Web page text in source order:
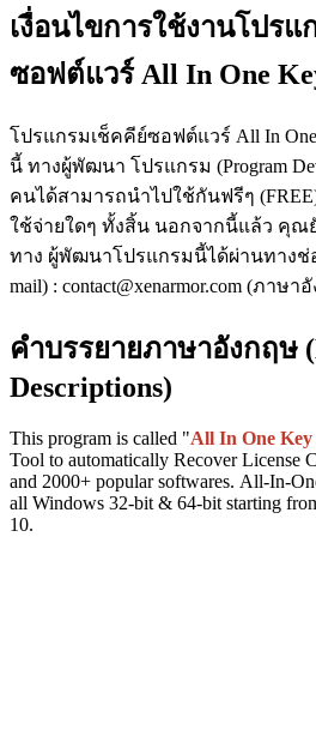
เงื่อนไขการใช้งานโปรแ
ซอฟต์แวร์ All In One
โปรแกรมเช็คคีย์ซอฟต์แวร์ All In One
นี้ ทางผู้พัฒนา โปรแกรม (Program
คนได้สามารถนำไปใช้กันฟรีๆ
ใช้จ่ายใดๆ ทั้งสิ้น นอกจากนี้แล้ว คุณ
ทาง ผู้พัฒนาโปรแกรมนี้ได้ผ่านทางช่
mail) : contact@xenarmor.com (ภาษ
คำบรรยายภาษาอังกฤษ
Descriptions)
This program is called "All In One
Tool to automatically Recover License
and 2000+ popular softwares. All-In-
all Windows 32-bit & 64-bit starting
10.